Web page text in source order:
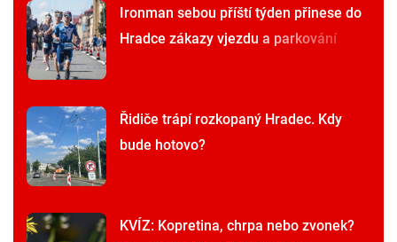
Ironman sebou příští týden přinese do
Hradce zákazy vjezdu a parkování
Řidiče trápí rozkopaný Hradec. Kdy
bude hotovo?
KVÍZ: Kopretina, chrpa nebo zvonek?